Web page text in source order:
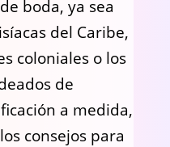
boda, ya sea
del Caribe,
coloniales o los
de
a medida,
consejos para